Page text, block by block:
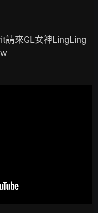
請來GL女神LingLing